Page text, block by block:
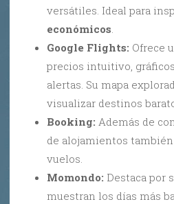
versátiles. Ideal para
económicos.
Google Flights: Ofrece
precios intuitivo,
alertas. Su mapa
visualizar destinos
Booking: Además de
de alojamientos
vuelos.
Momondo: Destaca por
muestran los días más